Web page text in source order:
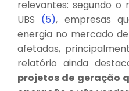
relevantes: segundo o
UBS (5), empresas
energia no mercado
afetadas,
relatório ainda
projetos de geração